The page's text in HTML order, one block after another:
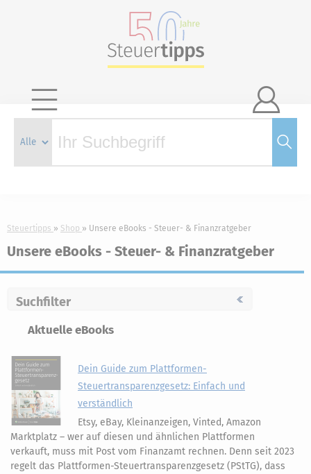

Steuertipps Shop Unsere eBooks - Steuer- & Finanzratgeber
Unsere eBooks - Steuer- & Finanzratgeber
Suchfilter
Aktuelle eBooks
Dein Guide zum Plattformen-
Steuertransparenzgesetz: Einfach und
verständlich
Etsy, eBay, Kleinanzeigen, Vinted, Amazon
Marktplatz – wer auf diesen und ähnlichen Plattformen
verkauft, muss mit Post vom Finanzamt rechnen. Denn seit 2023
regelt das Plattformen-Steuertransparenzgesetz (PStTG), dass